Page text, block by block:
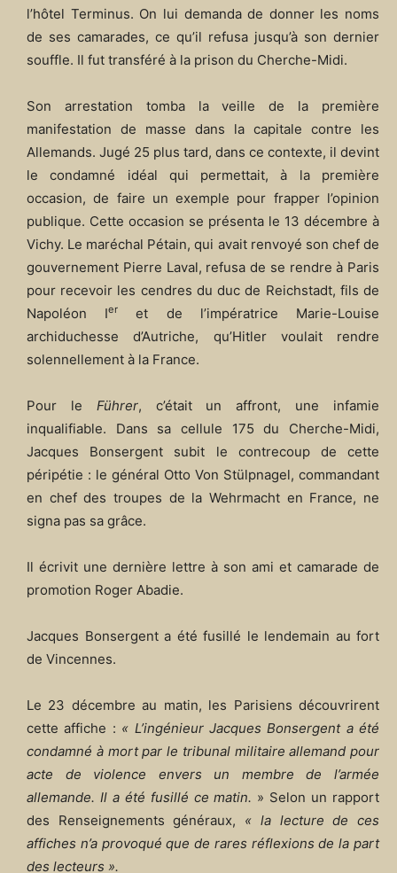
l’hôtel Terminus. On lui demanda de donner les noms
de ses camarades, ce qu’il refusa jusqu’à son dernier
souffle. Il fut transféré à la prison du Cherche-Midi.
Son arrestation tomba la veille de la première
manifestation de masse dans la capitale contre les
Allemands. Jugé 25 plus tard, dans ce contexte, il devint
le condamné idéal qui permettait, à la première
occasion, de faire un exemple pour frapper l’opinion
publique. Cette occasion se présenta le 13 décembre à
Vichy. Le maréchal Pétain, qui avait renvoyé son chef de
gouvernement Pierre Laval, refusa de se rendre à Paris
pour recevoir les cendres du duc de Reichstadt, fils de
Napoléon Ier
et de l’impératrice Marie-Louise
archiduchesse d’Autriche, qu’Hitler voulait rendre
solennellement à la France.
Pour le Führer, c’était un affront, une infamie
inqualifiable. Dans sa cellule 175 du Cherche-Midi,
Jacques Bonsergent subit le contrecoup de cette
péripétie : le général Otto Von Stülpnagel, commandant
en chef des troupes de la Wehrmacht en France, ne
signa pas sa grâce.
Il écrivit une dernière lettre à son ami et camarade de
promotion Roger Abadie.
Jacques Bonsergent a été fusillé le lendemain au fort
de Vincennes.
Le 23 décembre au matin, les Parisiens découvrirent
cette affiche : « L’ingénieur Jacques Bonsergent a été
condamné à mort par le tribunal militaire allemand pour
acte de violence envers un membre de l’armée
allemande. Il a été fusillé ce matin. » Selon un rapport
des Renseignements généraux, « la lecture de ces
affiches n’a provoqué que de rares réflexions de la part
des lecteurs ».